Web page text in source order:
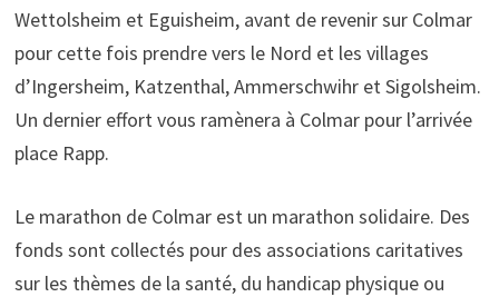
Wettolsheim et Eguisheim, avant de revenir sur Colmar
pour cette fois prendre vers le Nord et les villages
d’Ingersheim, Katzenthal, Ammerschwihr et Sigolsheim.
Un dernier effort vous ramènera à Colmar pour l’arrivée
place Rapp.
Le marathon de Colmar est un marathon solidaire. Des
fonds sont collectés pour des associations caritatives
sur les thèmes de la santé, du handicap physique ou